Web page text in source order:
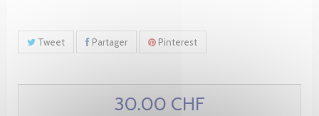
Tweet Partager Pinterest
30.00 CHF